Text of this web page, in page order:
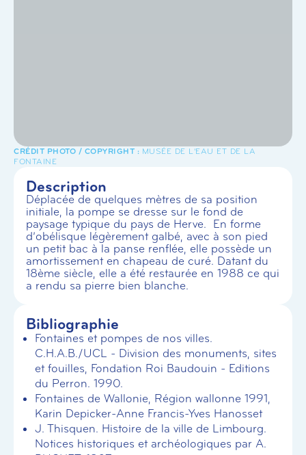
MUSÉE DE L'EAU ET DE LA
FONTAINE
Description
Déplacée de quelques mètres de sa position
initiale, la pompe se dresse sur le fond de
paysage typique du pays de Herve. En forme
d’obélisque légèrement galbé, avec à son pied
un petit bac à la panse renflée, elle possède un
amortissement en chapeau de curé. Datant du
18ème siècle, elle a été restaurée en 1988 ce qui
a rendu sa pierre bien blanche.
Bibliographie
Fontaines et pompes de nos villes.
C.H.A.B./UCL - Division des monuments, sites
et fouilles, Fondation Roi Baudouin - Editions
du Perron. 1990.
Fontaines de Wallonie, Région wallonne 1991,
Karin Depicker-Anne Francis-Yves Hanosset
J. Thisquen. Histoire de la ville de Limbourg.
Notices historiques et archéologiques par A.